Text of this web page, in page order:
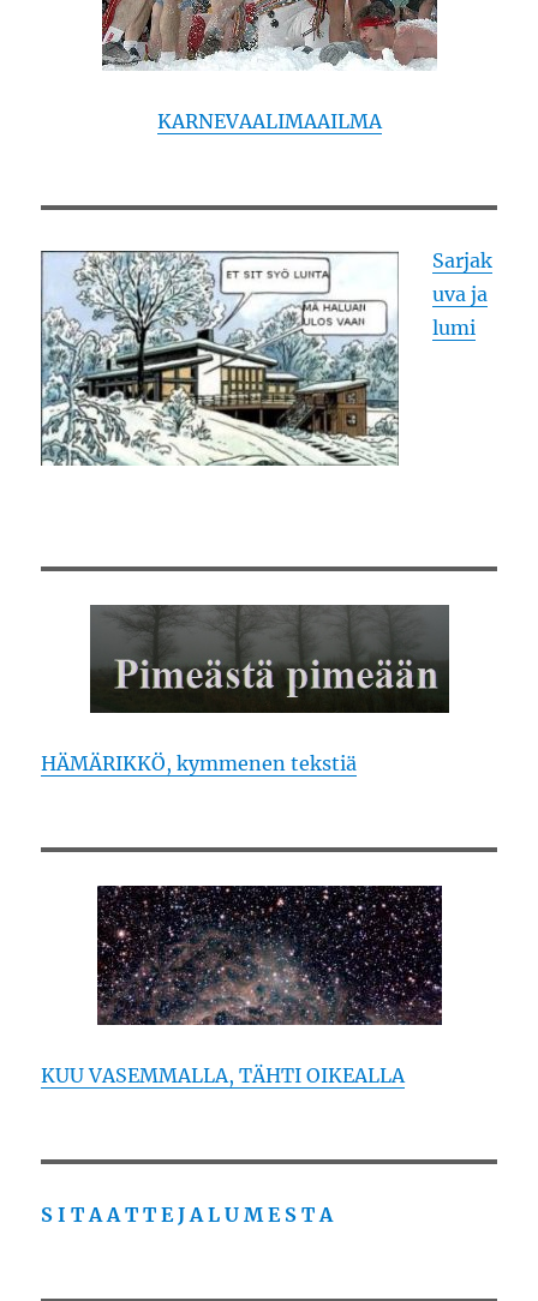
KARNEVAALIMAAILMA
Sarjak
uva ja
lumi
HÄMÄRIKKÖ, kymmenen tekstiä
KUU VASEMMALLA, TÄHTI OIKEALLA
S I T A A T T E J A L U M E S T A